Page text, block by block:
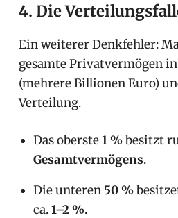
4. Die
Ein weiterer Denkfehler:
gesamte Privatvermögen
(mehrere Billionen Euro)
Verteilung.
Das oberste1 %besitzt
Gesamtvermögens.
Die unteren 50 %
ca.1–2 %.